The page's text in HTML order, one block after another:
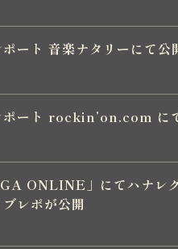
ート 音楽ナタリーにて公
ート rockin’on.com に
ONLINE」にてハナレ
レポが公開